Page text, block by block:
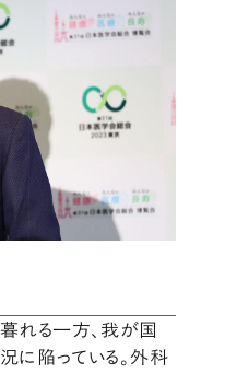
れる一方、我が国
に陥っている。外科